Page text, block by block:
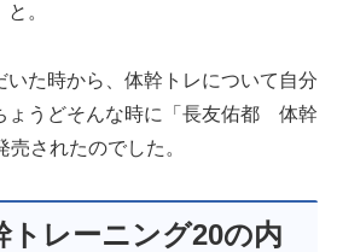
、と。
いた時から、体幹トレについて自分
ょうどそんな時に「長友佑都 体幹
売されたのでした。
トレーニング20の内